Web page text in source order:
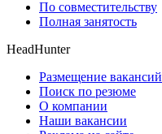
По совместительству
Полная занятость
HeadHunter
Размещение вакансий
Поиск по резюме
О компании
Наши вакансии